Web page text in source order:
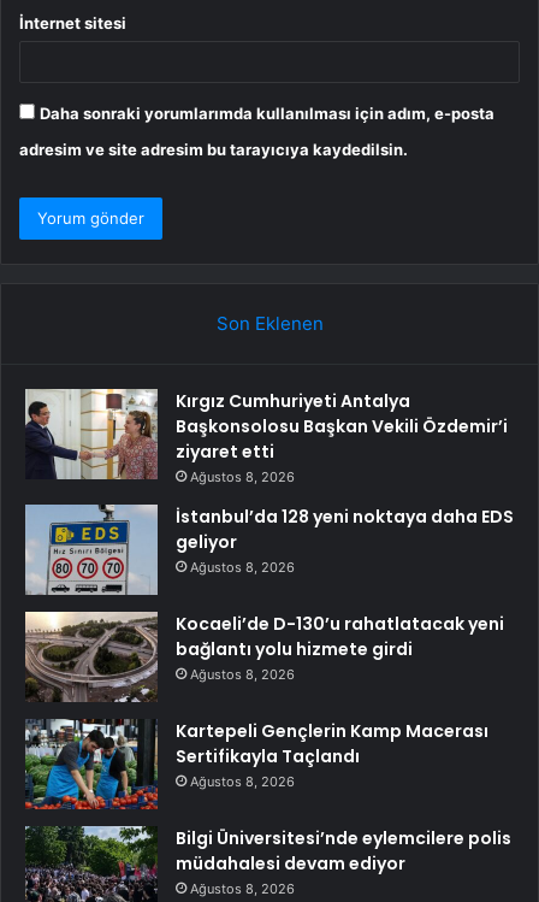
İnternet sitesi
Daha sonraki yorumlarımda kullanılması için adım, e-posta
adresim ve site adresim bu tarayıcıya kaydedilsin.
Son Eklenen
Kırgız Cumhuriyeti Antalya
Başkonsolosu Başkan Vekili Özdemir’i
ziyaret etti
Ağustos 8, 2026
İstanbul’da 128 yeni noktaya daha EDS
geliyor
Ağustos 8, 2026
Kocaeli’de D-130’u rahatlatacak yeni
bağlantı yolu hizmete girdi
Ağustos 8, 2026
Kartepeli Gençlerin Kamp Macerası
Sertifikayla Taçlandı
Ağustos 8, 2026
Bilgi Üniversitesi’nde eylemcilere polis
müdahalesi devam ediyor
Ağustos 8, 2026